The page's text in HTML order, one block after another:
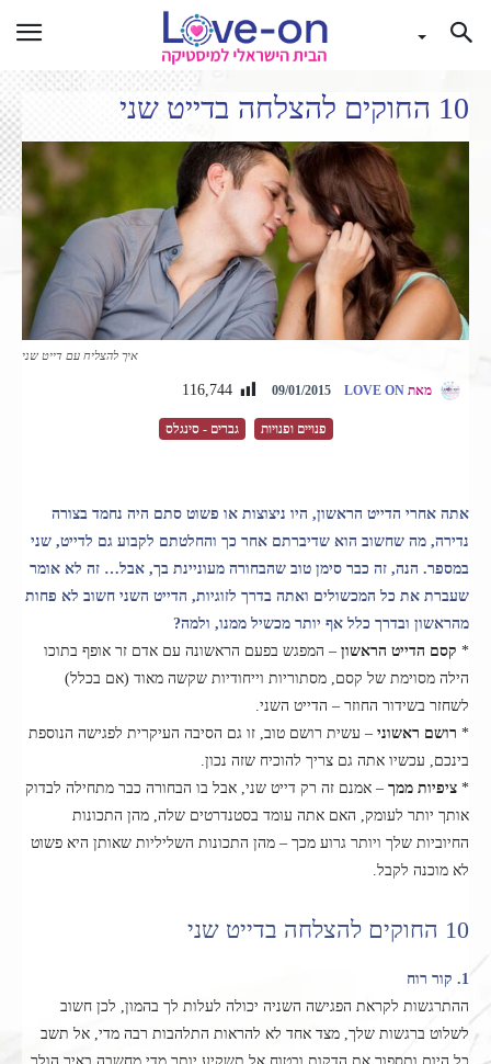
10 החוקים להצלחה בדייט שני
איך להצליח עם דייט שני
פנויים ופנויות גברים - סינגלס
מאת LOVE ON
09/01/2015
116,744
אתה אחרי הדייט הראשון, היו ניצוצות או פשוט סתם היה נחמד בצורה
נדירה, מה שחשוב הוא שדיברתם אחר כך והחלטתם לקבוע גם לדייט, שני
במספר. הנה, זה כבר סימן טוב שהבחורה מעוניינת בך, אבל… זה לא אומר
שעברת את כל המכשולים ואתה בדרך לזוגיות, הדייט השני חשוב לא פחות
מהראשון ובדרך כלל אף יותר מכשיל ממנו, ולמה?
* קסם הדייט הראשון – המפגש בפעם הראשונה עם אדם זר אופף בתוכו
הילה מסוימת של קסם, מסתוריות וייחודיות שקשה מאוד (אם בכלל)
לשחזר בשידור החוזר – הדייט השני.
* רושם ראשוני – עשית רושם טוב, זו גם הסיבה העיקרית לפגישה הנוספת
בינכם, עכשיו אתה גם צריך להוכיח שזה נכון.
* ציפיות ממך – אמנם זה רק דייט שני, אבל בו הבחורה כבר מתחילה לבדוק
אותך יותר לעומק, האם אתה עומד בסטנדרטים שלה, מהן התכונות
החיוביות שלך ויותר גרוע מכך – מהן התכונות השליליות שאותן היא פשוט
לא מוכנה לקבל.
10 החוקים להצלחה בדייט שני
1. קור רוח
ההתרגשות לקראת הפגישה השניה יכולה לעלות לך בהמון, לכן חשוב
לשלוט ברגשות שלך, מצד אחד לא להראות התלהבות רבה מדי, אל תשב